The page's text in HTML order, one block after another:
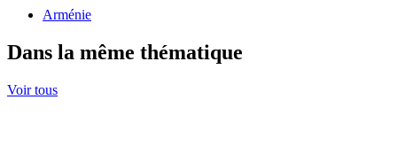
Arménie
Dans la même thématique
Voir tous